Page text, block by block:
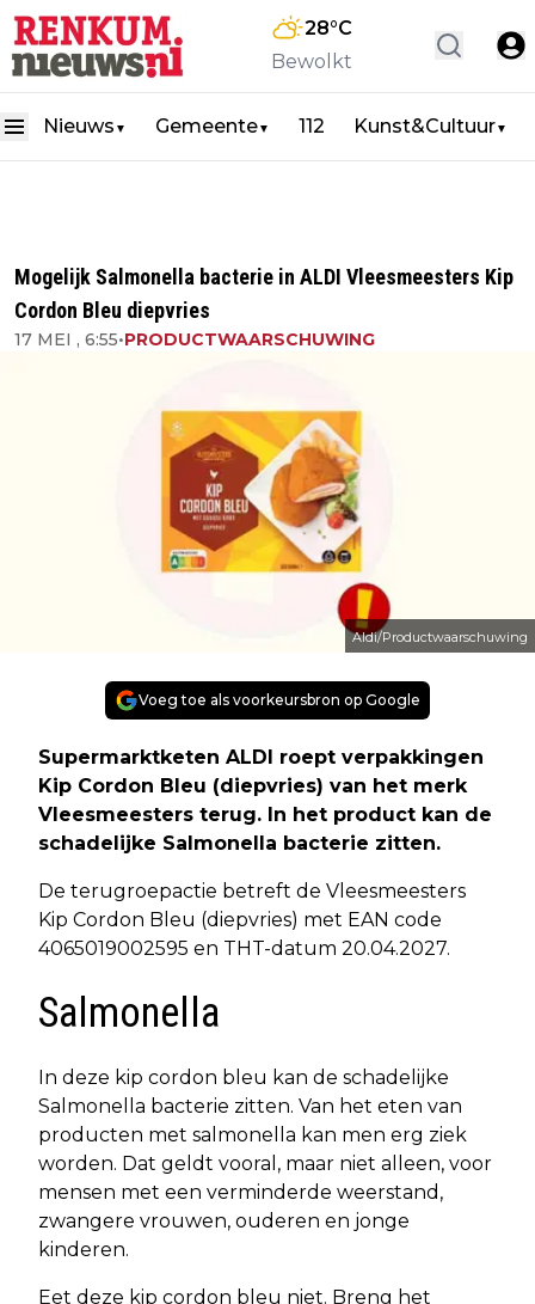
28°C
Bewolkt
Nieuws ▼ Gemeente▼ 112 Kunst&Cultuur▼
Mogelijk Salmonella bacterie in ALDI Vleesmeesters Kip
Cordon Bleu diepvries
17 MEI , 6:55•PRODUCTWAARSCHUWING
Aldi/Productwaarschuwing
Voeg toe als voorkeursbron op Google
Supermarktketen ALDI roept verpakkingen
Kip Cordon Bleu (diepvries) van het merk
Vleesmeesters terug. In het product kan de
schadelijke Salmonella bacterie zitten.
De terugroepactie betreft de Vleesmeesters
Kip Cordon Bleu (diepvries) met EAN code
4065019002595 en THT-datum 20.04.2027.
Salmonella
In deze kip cordon bleu kan de schadelijke
Salmonella bacterie zitten. Van het eten van
producten met salmonella kan men erg ziek
worden. Dat geldt vooral, maar niet alleen, voor
mensen met een verminderde weerstand,
zwangere vrouwen, ouderen en jonge
kinderen.
Eet deze kip cordon bleu niet. Breng het